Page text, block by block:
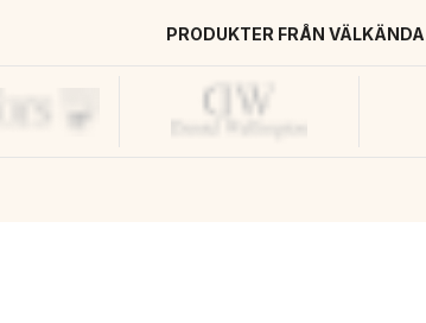
PRODUKTER FRÅN